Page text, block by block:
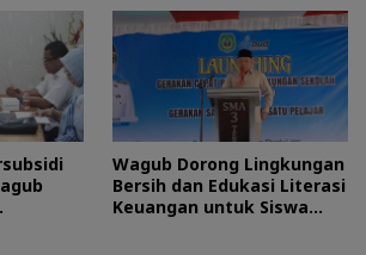
Wagub Dorong Lingkungan
Bersih dan Edukasi Literasi
Keuangan untuk Siswa